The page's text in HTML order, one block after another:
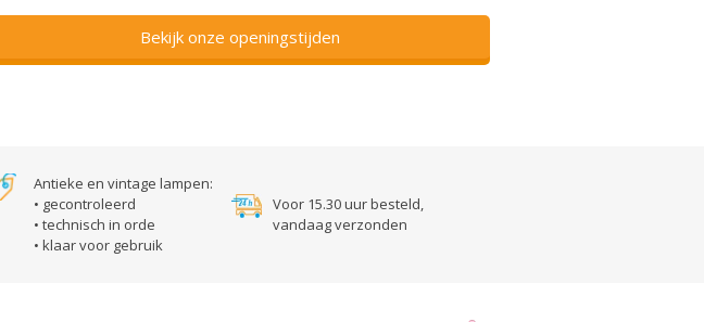
Bekijk onze openingstijden
Antieke en vintage lampen:
• gecontroleerd
• technisch in orde
• klaar voor gebruik
Voor 15.30 uur besteld,
vandaag verzonden